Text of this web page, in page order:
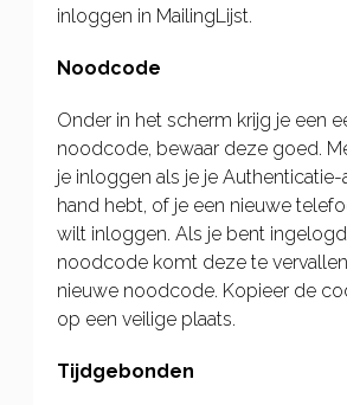
inloggen in MailingLijst.
Noodcode
Onder in het scherm krijg je een
noodcode, bewaar deze goed.
je inloggen als je je
hand hebt, of je een nieuwe
wilt inloggen. Als je bent
noodcode komt deze te
nieuwe noodcode. Kopieer de
op een veilige plaats.
Tijdgebonden